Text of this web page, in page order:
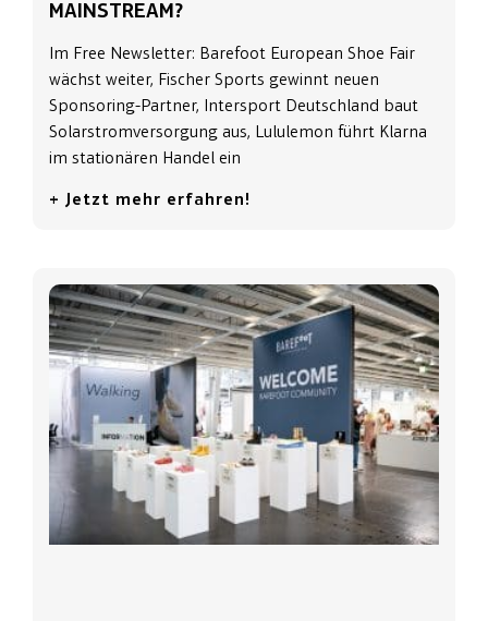
AINSTREAM?
Im Free Newsletter: Barefoot European Shoe Fair
wächst weiter, Fischer Sports gewinnt neuen
Sponsoring-Partner, Intersport Deutschland baut
Solarstromversorgung aus, Lululemon führt Klarna
im stationären Handel ein
+ Jetzt mehr erfahren!